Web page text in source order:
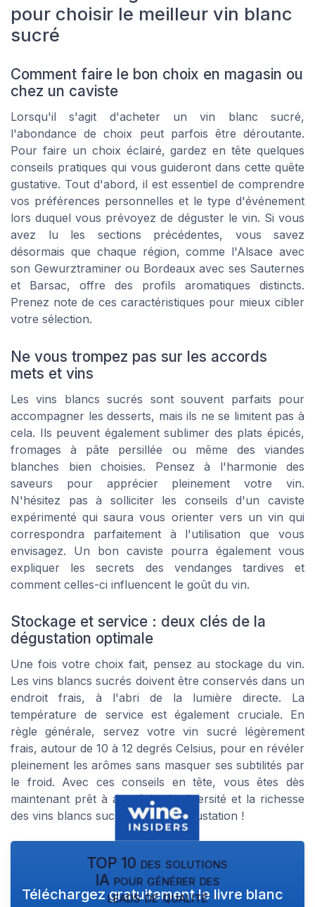
pour choisir le meilleur vin blanc
sucré
Comment faire le bon choix en magasin ou
chez un caviste
Lorsqu'il s'agit d'acheter un vin blanc sucré,
l'abondance de choix peut parfois être déroutante.
Pour faire un choix éclairé, gardez en tête quelques
conseils pratiques qui vous guideront dans cette quête
gustative. Tout d'abord, il est essentiel de comprendre
vos préférences personnelles et le type d'événement
lors duquel vous prévoyez de déguster le vin. Si vous
avez lu les sections précédentes, vous savez
désormais que chaque région, comme l'Alsace avec
son Gewurztraminer ou Bordeaux avec ses Sauternes
et Barsac, offre des profils aromatiques distincts.
Prenez note de ces caractéristiques pour mieux cibler
votre sélection.
Ne vous trompez pas sur les accords
mets et vins
Les vins blancs sucrés sont souvent parfaits pour
accompagner les desserts, mais ils ne se limitent pas à
cela. Ils peuvent également sublimer des plats épicés,
fromages à pâte persillée ou même des viandes
blanches bien choisies. Pensez à l'harmonie des
saveurs pour apprécier pleinement votre vin.
N'hésitez pas à solliciter les conseils d'un caviste
expérimenté qui saura vous orienter vers un vin qui
correspondra parfaitement à l'utilisation que vous
envisagez. Un bon caviste pourra également vous
expliquer les secrets des vendanges tardives et
comment celles-ci influencent le goût du vin.
Stockage et service : deux clés de la
dégustation optimale
Une fois votre choix fait, pensez au stockage du vin.
Les vins blancs sucrés doivent être conservés dans un
endroit frais, à l'abri de la lumière directe. La
température de service est également cruciale. En
règle générale, servez votre vin sucré légèrement
frais, autour de 10 à 12 degrés Celsius, pour en révéler
pleinement les arômes sans masquer ses subtilités par
le froid. Avec ces conseils en tête, vous êtes dès
maintenant prêt à apprécier la diversité et la richesse
des vins blancs sucrés. Bonne dégustation !
TOP 10 des solutions
IA pour générer des
leads de qualité
Téléchargez gratuitement le livre blanc